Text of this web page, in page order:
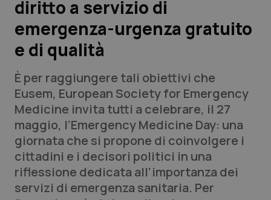
Studi e Analisi
Lettere al direttore
Edizioni Regionali
QS Pro
Professionisti Sanitari.AI
Abruzzo
QS Pro Gold
diritto a servizio di
emergenza-urgenza gratuito
e di qualità
È per raggiungere tali obiettivi che
Eusem, European Society for Emergency
Medicine invita tutti a celebrare, il 27
maggio, l’Emergency Medicine Day: una
giornata che si propone di coinvolgere i
cittadini e i decisori politici in una
riflessione dedicata all’importanza dei
servizi di emergenza sanitaria. Per